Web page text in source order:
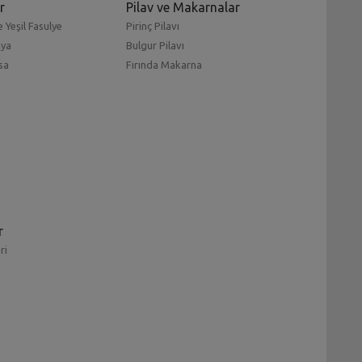
Yeşil Fasulye
Pilav ve Makarnalar
Pirinç Pilavı
Bulgur Pilavı
Fırında Makarna